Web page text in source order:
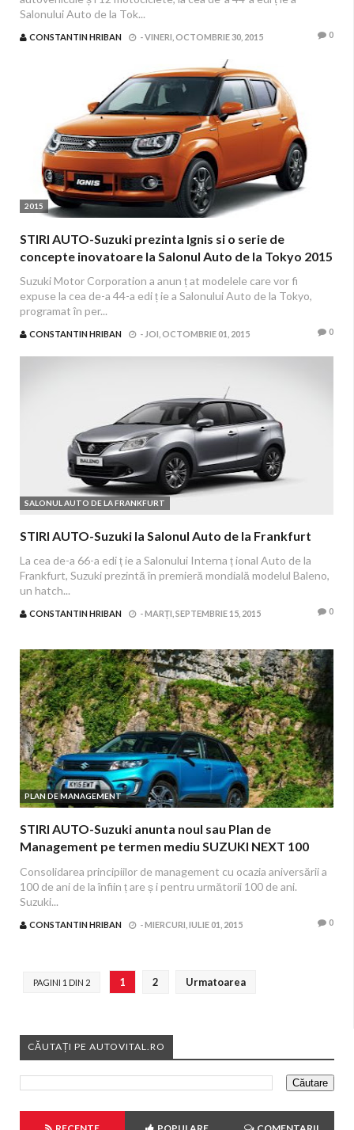
Salonului Auto de la Tok...
CONSTANTIN HRIBAN -VINERI, OCTOMBRIE 30, 2015 0
2015
STIRI AUTO-Suzuki prezinta Ignis si o serie de
concepte inovatoare la Salonul Auto de la Tokyo 2015
Suzuki Motor Corporation a anun ț at modelele care vor fi
expuse la cea de-a 44-a edi ț ie a Salonului Auto de la Tokyo,
programat în per...
CONSTANTIN HRIBAN - JOI, OCTOMBRIE 01, 2015 0
SALONUL AUTO DE LA FRANKFURT
STIRI AUTO-Suzuki la Salonul Auto de la Frankfurt
La cea de-a 66-a edi ț ie a Salonului Interna ț ional Auto de la
Frankfurt, Suzuki prezintă în premieră mondială modelul Baleno,
un hatch...
CONSTANTIN HRIBAN -MARȚI, SEPTEMBRIE 15, 2015 0
PLAN DE MANAGEMENT
STIRI AUTO-Suzuki anunta noul sau Plan de
Management pe termen mediu SUZUKI NEXT 100
Consolidarea principiilor de management cu ocazia aniversării a
100 de ani de la înfiin ț are ș i pentru următorii 100 de ani.
Suzuki...
CONSTANTIN HRIBAN -MIERCURI, IULIE 01, 2015 0
PAGINI 1 DIN 2 1 2 Urmatoarea
CĂUTAȚI PE AUTOVITAL.RO